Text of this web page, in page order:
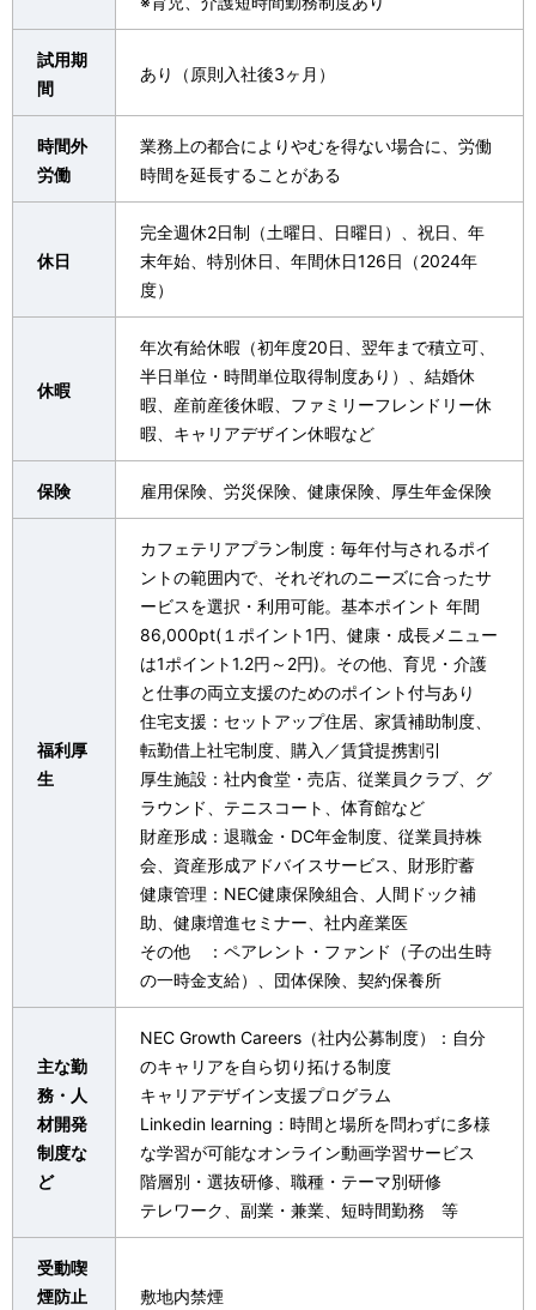
試用期
間
あり（原則入社後3ヶ月）
時間外
労働
業務上の都合によりやむを得ない場合に、労働
時間を延長することがある
休日
完全週休2日制（土曜日、日曜日）、祝日、年
末年始、特別休日、年間休日126日（2024年
度）
休暇
年次有給休暇（初年度20日、翌年まで積立可、
半日単位・時間単位取得制度あり）、結婚休
暇、産前産後休暇、ファミリーフレンドリー休
暇、キャリアデザイン休暇など
保険 雇用保険、労災保険、健康保険、厚生年金保険
福利厚
生
カフェテリアプラン制度：毎年付与されるポイ
ントの範囲内で、それぞれのニーズに合ったサ
ービスを選択・利用可能。基本ポイント 年間
86,000pt(１ポイント1円、健康・成長メニュー
は1ポイント1.2円～2円)。その他、育児・介護
と仕事の両立支援のためのポイント付与あり
住宅支援：セットアップ住居、家賃補助制度、
転勤借上社宅制度、購入／賃貸提携割引
厚生施設：社内食堂・売店、従業員クラブ、グ
ラウンド、テニスコート、体育館など
財産形成：退職金・DC年金制度、従業員持株
会、資産形成アドバイスサービス、財形貯蓄
健康管理：NEC健康保険組合、人間ドック補
助、健康増進セミナー、社内産業医
その他 ：ペアレント・ファンド（子の出生時
の一時金支給）、団体保険、契約保養所
主な勤
務・人
材開発
制度な
ど
NEC Growth Careers（社内公募制度）：自分
のキャリアを自ら切り拓ける制度
キャリアデザイン支援プログラム
Linkedin learning：時間と場所を問わずに多様
な学習が可能なオンライン動画学習サービス
階層別・選抜研修、職種・テーマ別研修
テレワーク、副業・兼業、短時間勤務 等
受動喫
煙防止
敷地内禁煙